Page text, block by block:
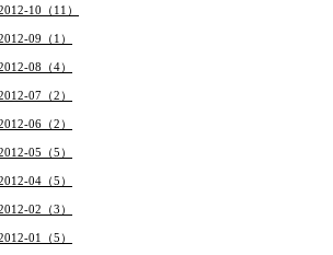
10（11）
09（1）
08（4）
07（2）
06（2）
05（5）
04（5）
02（3）
01（5）